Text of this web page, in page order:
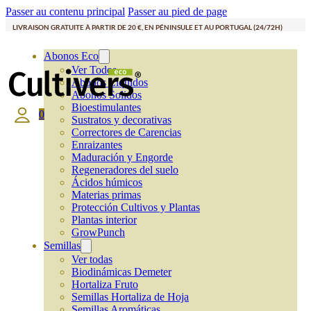
Passer au contenu principal Passer au pied de page
LIVRAISON GRATUITE À PARTIR DE 20 €, EN PÉNINSULE ET AU PORTUGAL (24/72H)
Abonos Eco
Ver Todos
Abonos Líquidos
Abonos Solidos
Bioestimulantes
Sustratos y decorativas
Correctores de Carencias
Enraizantes
Maduración y Engorde
Regeneradores del suelo
Ácidos húmicos
Materias primas
Protección Cultivos y Plantas
Plantas interior
GrowPunch
Semillas
Ver todas
Biodinámicas Demeter
Hortaliza Fruto
Semillas Hortaliza de Hoja
0